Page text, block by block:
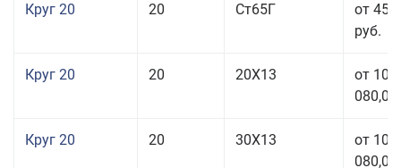
Круг 20 20 Ст65Г
от 45
руб.
Круг 20 20 20Х13
от 103
080,00
Круг 20 20 30Х13
от 103
080,00